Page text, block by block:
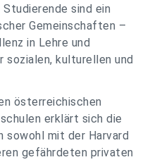
sind ein
Gemeinschaften –
in Lehre und
sozialen, kulturellen und
österreichischen
erklärt sich die
sowohl mit der Harvard
gefährdeten privaten